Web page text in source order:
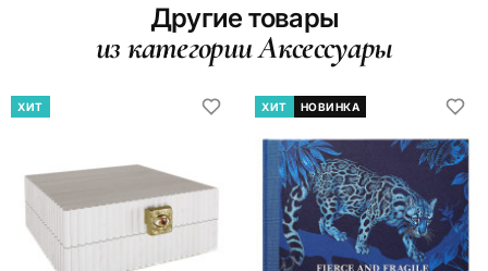
Другие товары
из категории Аксессуары
ХИТ ХИТ НОВИНКА